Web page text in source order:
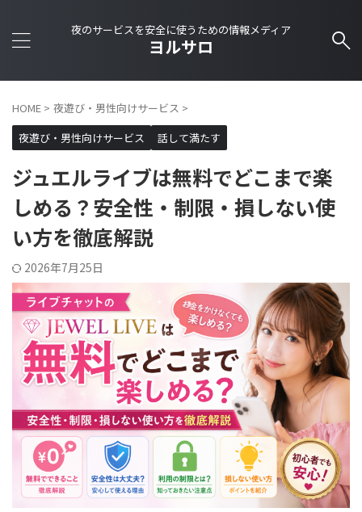
夜のサービスを安全に使うための情報メディア
ヨルサロ
HOME > 夜遊び・男性向けサービス >
夜遊び・男性向けサービス
話して満たす
ジュエルライブは無料でどこまで楽
しめる？安全性・制限・損しない使
い方を徹底解説
2026年7月25日